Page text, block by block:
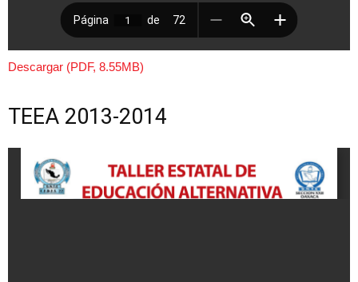
Descargar (PDF, 8.55MB)
TEEA 2013-2014